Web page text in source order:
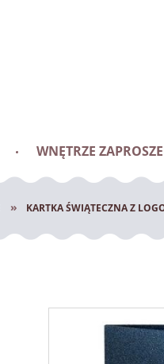
WNĘTRZE
» KARTKA ŚWIĄTECZNA Z